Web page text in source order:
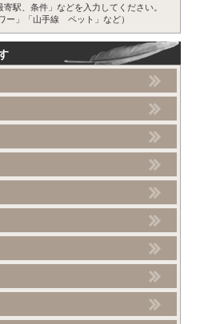
寄駅、条件」などを入力してください。
ー」「山手線 ペット」など）